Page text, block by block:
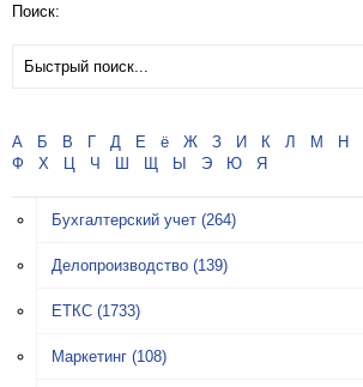
Поиск:
А Б В Г Д Е ё Ж З И К Л М Н
Ф
Х Ц Ч Ш Щ Ы Э Ю Я
Бухгалтерский учет (264)
Делопроизводство (139)
ЕТКС (1733)
Маркетинг (108)